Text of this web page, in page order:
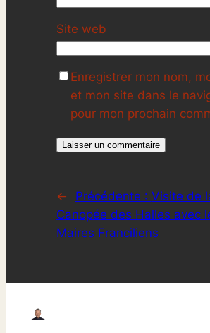
Site web
Enregistrer mon nom,
et mon site dans le
pour mon prochain
← Précédente : Visite de
Canopée des Halles avec
Maires Franciliens